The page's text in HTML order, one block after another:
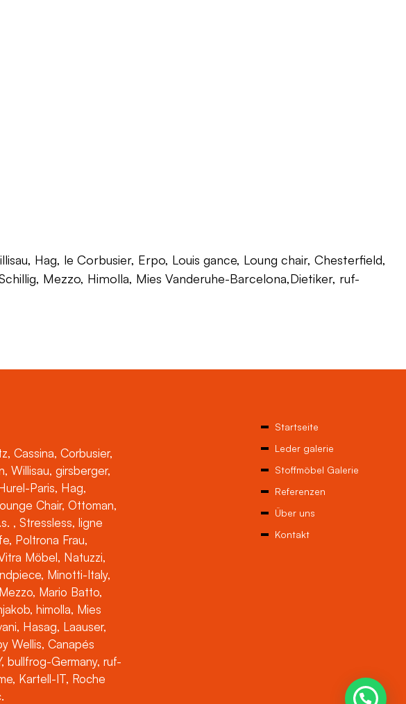
Hag, le Corbusier, Erpo, Louis gance, Loung chair, Chesterfield,
Mezzo, Himolla, Mies Vanderuhe-Barcelona,Dietiker, ruf-
Cassina, Corbusier,
Willisau, girsberger,
Paris, Hag,
Chair, Ottoman,
, Stressless, ligne
Poltrona Frau,
Möbel, Natuzzi,
Minotti-Italy,
Mario Batto,
himolla, Mies
Hasag, Laauser,
Wellis, Canapés
bullfrog-Germany, ruf-
Kartell-IT, Roche
Startseite
Leder galerie
Stoffmöbel Galerie
Referenzen
Über uns
Kontakt